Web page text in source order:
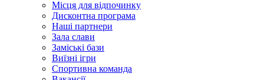
Місця для відпочинку
Дисконтна програма
Наші партнери
Зала слави
Заміські бази
Виїзні ігри
Спортивна команда